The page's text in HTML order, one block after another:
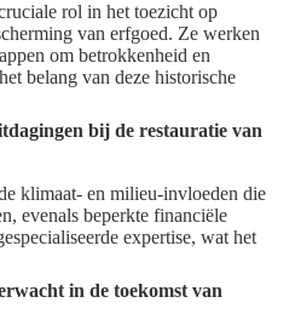
rol in het toezicht op
van erfgoed. Ze werken
om betrokkenheid en
belang van deze historische
bij de restauratie van
klimaat- en milieu-invloeden die
evenals beperkte financiële
expertise, wat het
in de toekomst van